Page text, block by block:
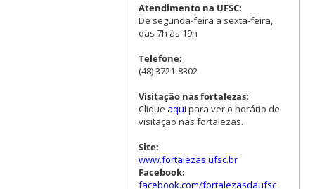
Atendimento na UFSC:
De segunda-feira a sexta-feira,
das 7h às 19h
Telefone:
(48) 3721-8302
Visitação nas fortalezas:
Clique aqui para ver o horário de
visitação nas fortalezas.
Site:
www.fortalezas.ufsc.br
Facebook:
facebook.com/fortalezasdaufsc